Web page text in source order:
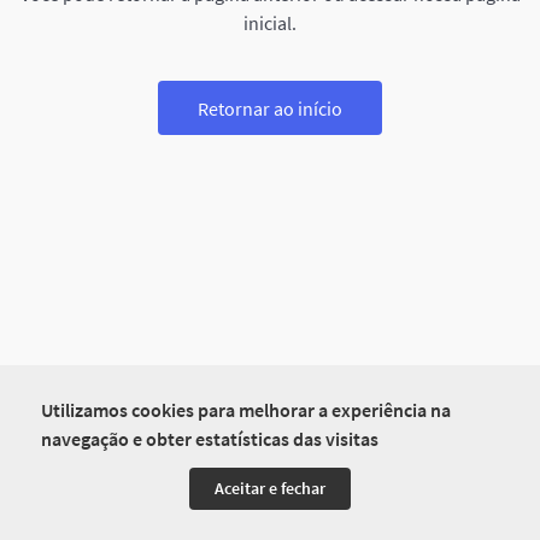
Utilizamos cookies para melhorar a experiência na
navegação e obter estatísticas das visitas
Aceitar e fechar
inicial.
Retornar ao início